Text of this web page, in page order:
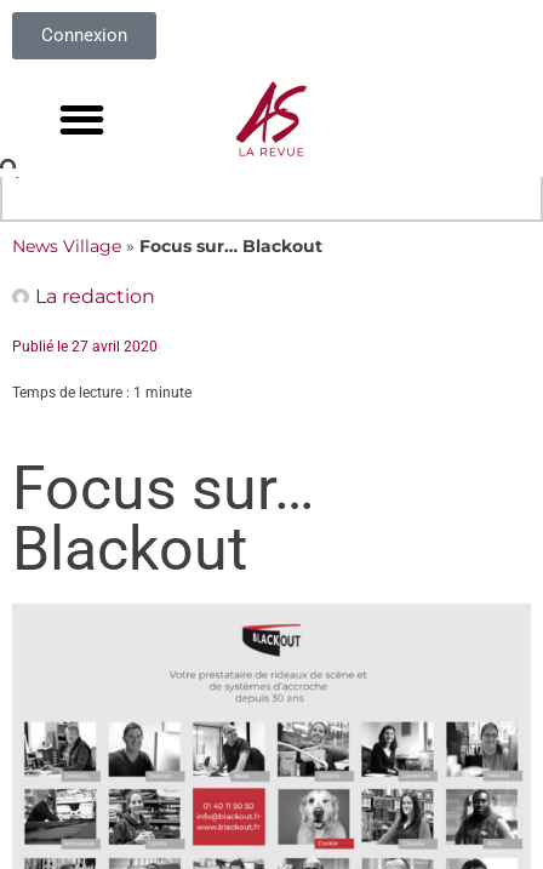
Connexion
News Village » Focus sur… Blackout
La redaction
Publié le 27 avril 2020
Temps de lecture : 1 minute
Focus sur…
Blackout